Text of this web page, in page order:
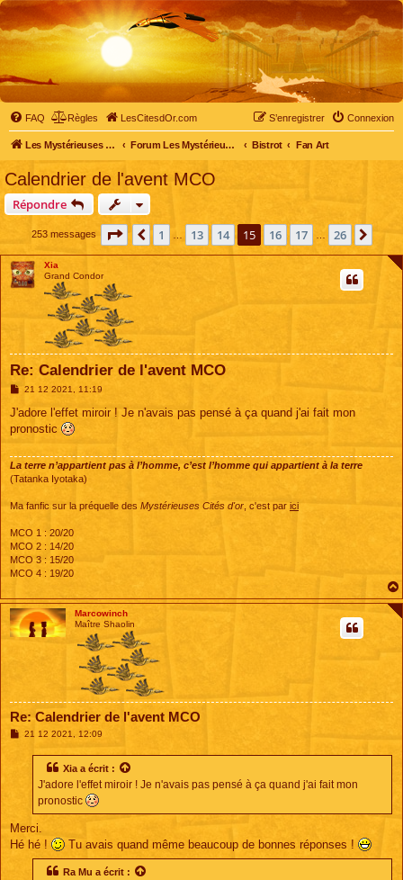
FAQ Règles LesCitesdOr.com Connexion
S’enregistrer
Les Mystérieuses Cités d'Or - LesCitesdOr.com Forum Les Mystérieuses Cités d'Or Bistrot Fan Art
Calendrier de l'avent MCO
Répondre
253 messages Page 15 sur 26
Précédente
1 13 14 15 16 17 26
Xia
Grand Condor
Re: Calendrier de l'avent MCO
M
s
a
21 12 2021, 11:19
J'adore l'effet miroir ! Je n'avais pas pensé à ça quand j'ai fait mon
pronostic
La terre n’appartient pas à l’homme, c’est l’homme qui appartient à la terre
(Tatanka Iyotaka)
Ma fanfic sur la préquelle des Mystérieuses Cités d'or , c'est par ici
MCO 1 : 20/20
MCO 2 : 14/20
MCO 3 : 15/20
MCO 4 : 19/20
Marcowinch
Maître Shaolin
Re: Calendrier de l'avent MCO
M21 12 2021, 12:09
Xiaa écrit :
J'adore l'effet miroir ! Je n'avais pas pensé à ça quand j'ai fait mon
pronostic
Merci.
Hé hé !
Tu avais quand même beaucoup de bonnes réponses !
Ra Mu a écrit :